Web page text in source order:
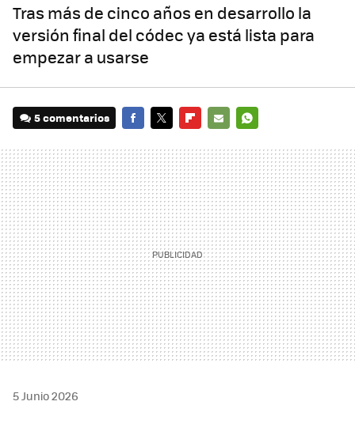
Tras más de cinco años en desarrollo la
versión final del códec ya está lista para
empezar a usarse
5 comentarios
MAIL
5 Junio 2026